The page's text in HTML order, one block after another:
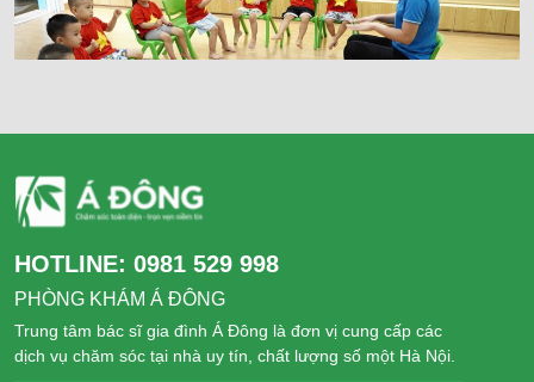
HOTLINE: 0981 529 998
PHÒNG KHÁM Á ĐÔNG
Trung tâm bác sĩ gia đình Á Đông là đơn vị cung cấp các
dịch vụ chăm sóc tại nhà uy tín, chất lượng số một Hà Nội.